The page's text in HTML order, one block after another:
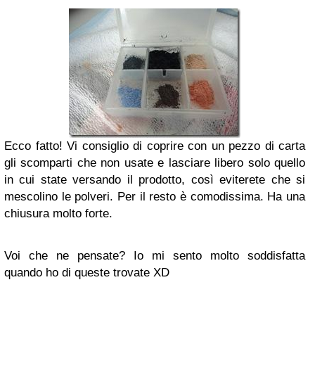
Ecco fatto! Vi consiglio di coprire con un pezzo di carta
gli scomparti che non usate e lasciare libero solo quello
in cui state versando il prodotto, così eviterete che si
mescolino le polveri. Per il resto è comodissima. Ha una
chiusura molto forte.
Voi che ne pensate? Io mi sento molto soddisfatta
quando ho di queste trovate XD